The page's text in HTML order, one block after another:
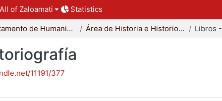
All of Zaloamati Statistics
Departamento de Humanidades Área de Historia e Historiografía
11191/377